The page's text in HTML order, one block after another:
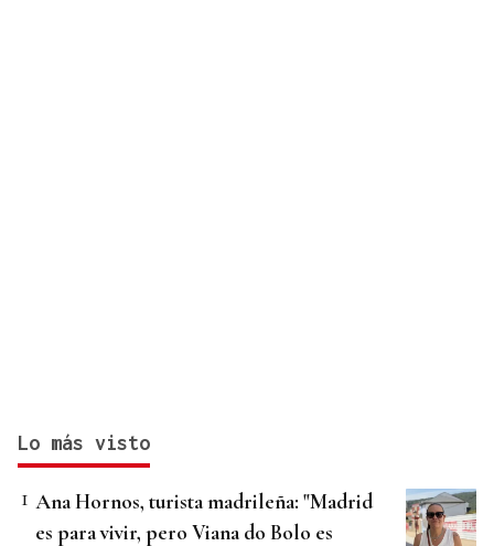
Lo más visto
Ana Hornos, turista madrileña: "Madrid
es para vivir, pero Viana do Bolo es